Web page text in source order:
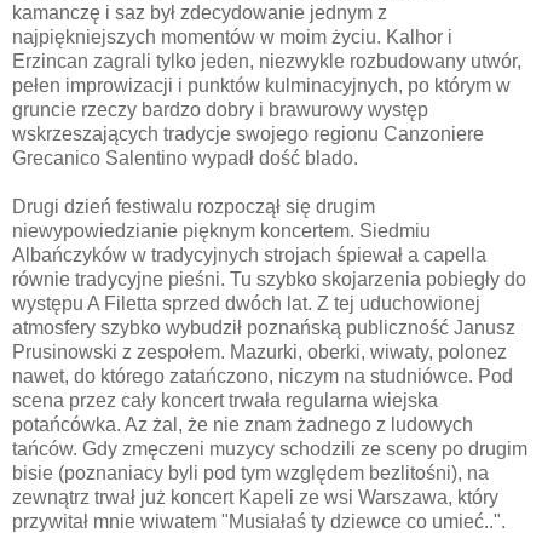
kamanczę i saz był zdecydowanie jednym z
najpiękniejszych momentów w moim życiu. Kalhor i
Erzincan zagrali tylko jeden, niezwykle rozbudowany utwór,
pełen improwizacji i punktów kulminacyjnych, po którym w
gruncie rzeczy bardzo dobry i brawurowy występ
wskrzeszających tradycje swojego regionu Canzoniere
Grecanico Salentino wypadł dość blado.
Drugi dzień festiwalu rozpoczął się drugim
niewypowiedzianie pięknym koncertem. Siedmiu
Albańczyków w tradycyjnych strojach śpiewał a capella
równie tradycyjne pieśni. Tu szybko skojarzenia pobiegły do
występu A Filetta sprzed dwóch lat. Z tej uduchowionej
atmosfery szybko wybudził poznańską publiczność Janusz
Prusinowski z zespołem. Mazurki, oberki, wiwaty, polonez
nawet, do którego zatańczono, niczym na studniówce. Pod
scena przez cały koncert trwała regularna wiejska
potańcówka. Az żal, że nie znam żadnego z ludowych
tańców. Gdy zmęczeni muzycy schodzili ze sceny po drugim
bisie (poznaniacy byli pod tym względem bezlitośni), na
zewnątrz trwał już koncert Kapeli ze wsi Warszawa, który
przywitał mnie wiwatem "Musiałaś ty dziewce co umieć..".